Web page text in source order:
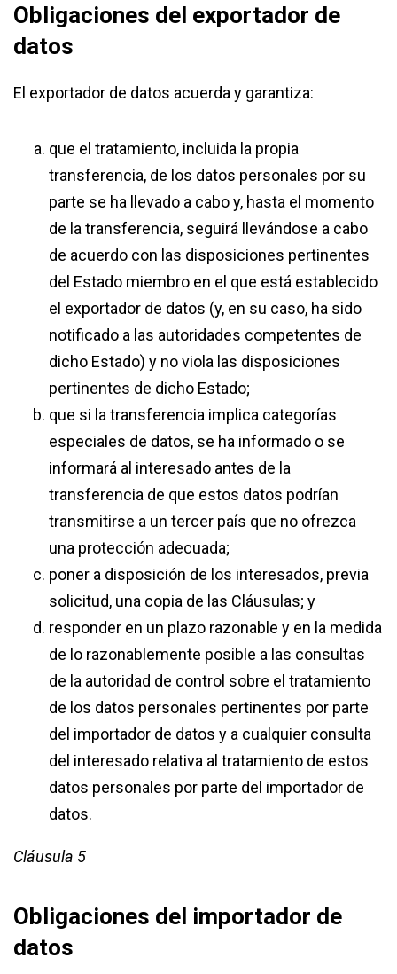
Obligaciones del exportador de
datos
El exportador de datos acuerda y garantiza:
que el tratamiento, incluida la propia
transferencia, de los datos personales por su
parte se ha llevado a cabo y, hasta el momento
de la transferencia, seguirá llevándose a cabo
de acuerdo con las disposiciones pertinentes
del Estado miembro en el que está establecido
el exportador de datos (y, en su caso, ha sido
notificado a las autoridades competentes de
dicho Estado) y no viola las disposiciones
pertinentes de dicho Estado;
que si la transferencia implica categorías
especiales de datos, se ha informado o se
informará al interesado antes de la
transferencia de que estos datos podrían
transmitirse a un tercer país que no ofrezca
una protección adecuada;
poner a disposición de los interesados, previa
solicitud, una copia de las Cláusulas; y
responder en un plazo razonable y en la medida
de lo razonablemente posible a las consultas
de la autoridad de control sobre el tratamiento
de los datos personales pertinentes por parte
del importador de datos y a cualquier consulta
del interesado relativa al tratamiento de estos
datos personales por parte del importador de
datos.
Cláusula 5
Obligaciones del importador de
datos